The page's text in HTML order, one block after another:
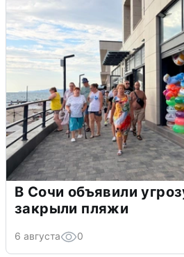
В Сочи объявили
закрыли пляжи
6 августа 0